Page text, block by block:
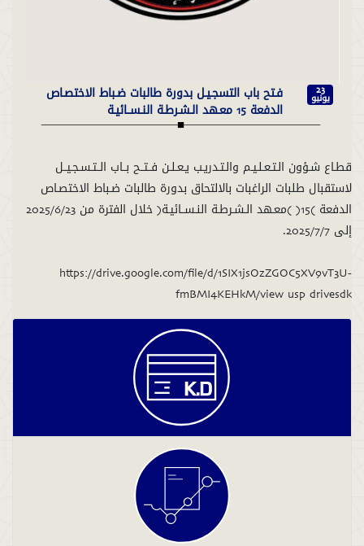
23
يونيو فـتح باب التسجـيـل بدورة طالبات ضـباط الاختصـاص
الدفعة 15 معـهد الـشـرطـة النـســائيـة
قطـاع شـؤون الـتـعـلـيـم والـتـدريـب يـعـلـن فــتــح بــاب الــتـسـجـيــل
لاستقبال طلبات الراغبات بالالتحاق بدورة طالبات ضـباط الاختصـاص
الدفعة (15) (معـهد الـشـرطـة النـســائيـة) خلال الفترة من 2025/6/23
https://drive.google.com/file/d/1SIX1jsOzZGOC5XV9vT3U-
fmBMI4KEHkM/view usp drivesdk